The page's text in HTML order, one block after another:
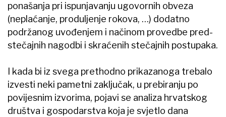
ponašanja pri ispunjavanju ugovornih obveza
(neplaćanje, produljenje rokova, …) dodatno
podržanog uvođenjem i načinom provedbe pred-
stečajnih nagodbi i skraćenih stečajnih postupaka.
I kada bi iz svega prethodno prikazanoga trebalo
izvesti neki pametni zaključak, u prebiranju po
povijesnim izvorima, pojavi se analiza hrvatskog
društva i gospodarstva koja je svjetlo dana